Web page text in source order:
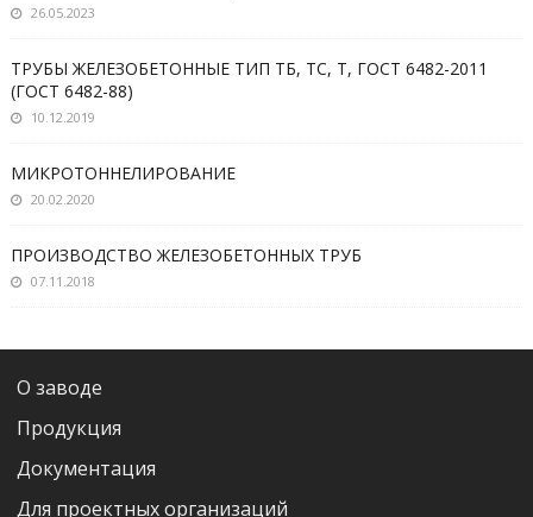
26.05.2023
ТРУБЫ ЖЕЛЕЗОБЕТОННЫЕ ТИП ТБ, ТС, Т, ГОСТ 6482-2011
(ГОСТ 6482-88)
10.12.2019
МИКРОТОННЕЛИРОВАНИЕ
20.02.2020
ПРОИЗВОДСТВО ЖЕЛЕЗОБЕТОННЫХ ТРУБ
07.11.2018
О заводе
Продукция
Документация
Для проектных организаций